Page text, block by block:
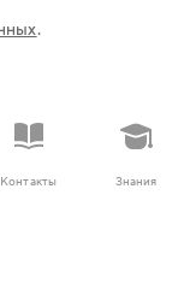
.
Контакты Знания